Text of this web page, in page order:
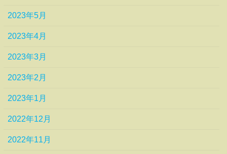
2023年5月
2023年4月
2023年3月
2023年2月
2023年1月
2022年12月
2022年11月